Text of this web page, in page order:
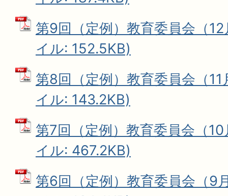
第9回（定例）教育委員会（
イル: 152.5KB)
第8回（定例）教育委員会（
イル: 143.2KB)
第7回（定例）教育委員会（
イル: 467.2KB)
第6回（定例）教育委員会（9